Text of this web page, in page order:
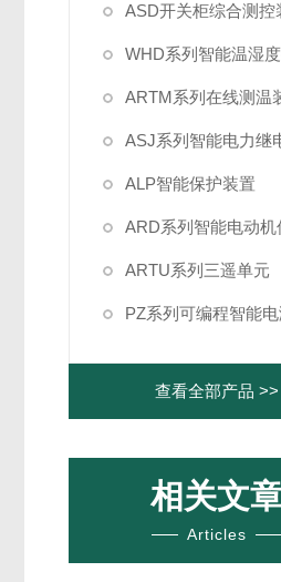
ASD开关柜综合测控
WHD系列智能温湿
ARTM系列在线测温
ASJ系列智能电力继
ALP智能保护装置
ARD系列智能电动机
ARTU系列三遥单元
PZ系列可编程智能
查看全部产品 >>
相关文
Articles